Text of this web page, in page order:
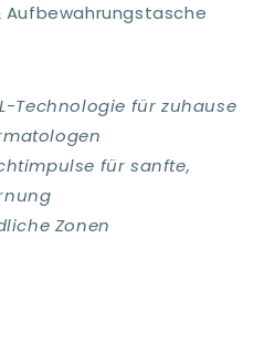
Technologie für zuhause
für sanfte,
Zonen